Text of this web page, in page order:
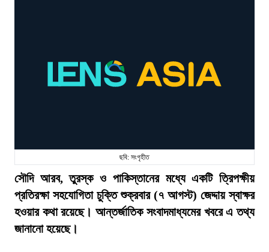
ছবি: সংগৃহীত
সৌদি আরব, তুরস্ক ও পাকিস্তানের মধ্যে একটি ত্রিপক্ষীয়
প্রতিরক্ষা সহযোগিতা চুক্তি শুক্রবার (৭ আগস্ট) জেদ্দায় স্বাক্ষর
হওয়ার কথা রয়েছে। আন্তর্জাতিক সংবাদমাধ্যমের খবরে এ তথ্য
জানানো হয়েছে।